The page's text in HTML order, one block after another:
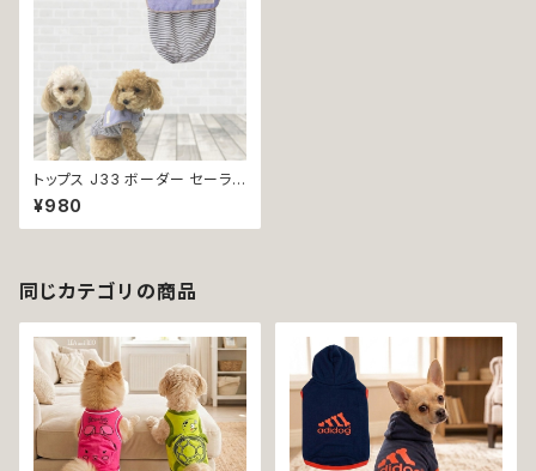
トップス J33 ボーダー セーラ
ー ウッド調ボタン シンプル ナチ
ュラル カジュアル 上品 ドッグウ
ェア dog 犬 猫 ペット 服 犬服
¥980
同じカテゴリの商品